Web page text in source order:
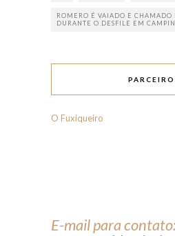
ROMERO É VAIADO E CHAMADO
DURANTE O DESFILE EM
O Fuxiqueiro
E-mail para